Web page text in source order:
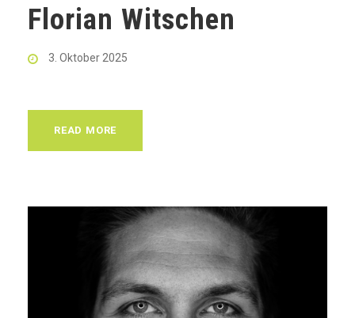
Florian Witschen
3. Oktober 2025
READ MORE